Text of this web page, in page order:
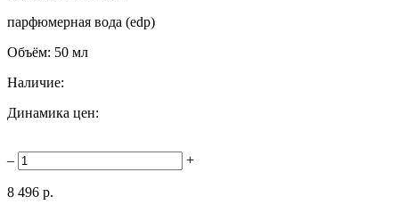
парфюмерная вода (edp)
Объём: 50 мл
Наличие:
Динамика цен:
– +
8 496 р.